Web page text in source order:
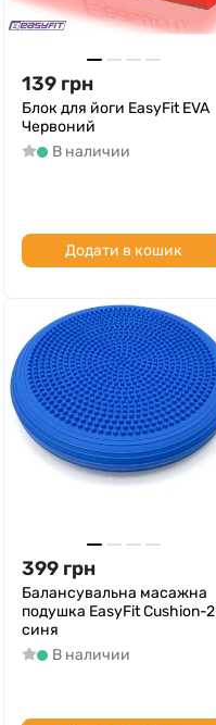
139 грн
Блок для йоги EasyFit EVA
Червоний
В наличии
Додати в кошик
399 грн
Балансувальна масажна
подушка EasyFit Cushion-2
синя
В наличии